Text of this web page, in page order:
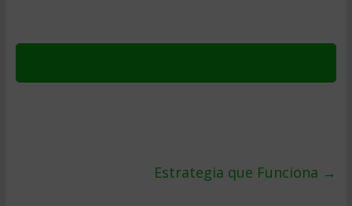
Estrategia que Funciona →